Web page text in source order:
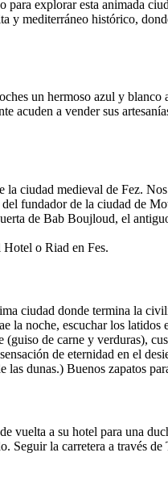
explorar esta animada
mediterráneo histórico,
un hermoso azul y
acuden a vender sus
ciudad medieval de Fez.
fundador de la ciudad de
de Bab Boujloud, el
Hotel o Riad en Fes.
ciudad donde termina la
noche, escuchar los
de carne y verduras),
de eternidad en el
dunas.) Buenos zapatos
vuelta a su hotel para una
la carretera a través